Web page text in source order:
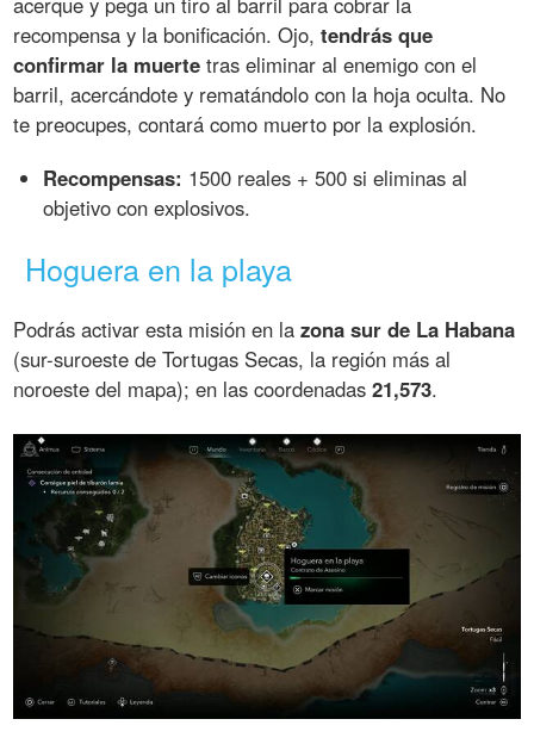
recompensa y la bonificación. Ojo,tendrás que
confirmar la muerte tras eliminar al enemigo con el
barril, acercándote y rematándolo con la hoja oculta. No
te preocupes, contará como muerto por la explosión.
Recompensas: 1500 reales + 500 si eliminas al
objetivo con explosivos.
Hoguera en la playa
Podrás activar esta misión en lazona sur de La Habana
(sur-suroeste de Tortugas Secas, la región más al
noroeste del mapa); en las coordenadas21,573.